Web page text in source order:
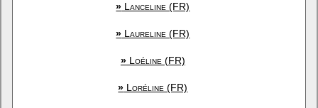
» Lanceline (FR)
» Laureline (FR)
»Loéline (FR)
» Loréline (FR)